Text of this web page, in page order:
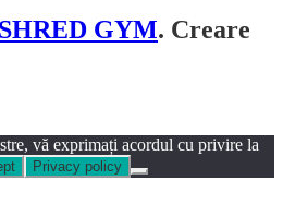
GYM. Creare
vă exprimați acordul cu privire la
Privacy policy